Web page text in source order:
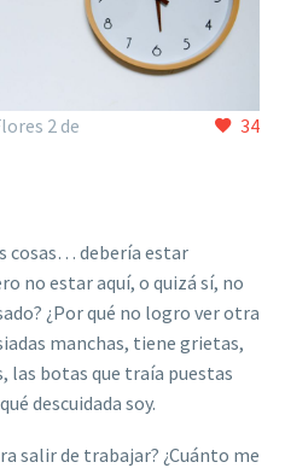
34
2 de
cosas… debería estar
no estar aquí, o quizá sí, no
¿Por qué no logro ver otra
manchas, tiene grietas,
las botas que traía puestas
descuidada soy.
salir de trabajar? ¿Cuánto me